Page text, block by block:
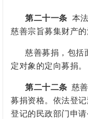
第二十一条 本
慈善宗旨募集财产的
慈善募捐，包括
定对象的定向募捐。
第二十二条 慈
募捐资格。依法登
登记的民政部门申